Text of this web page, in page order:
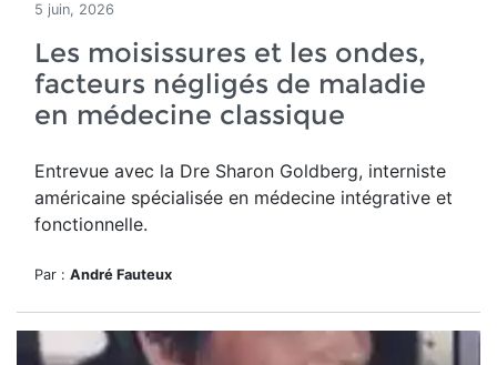
5 juin, 2026
Les moisissures et les ondes,
facteurs négligés de maladie
en médecine classique
Entrevue avec la Dre Sharon Goldberg, interniste
américaine spécialisée en médecine intégrative et
fonctionnelle.
Par : André Fauteux